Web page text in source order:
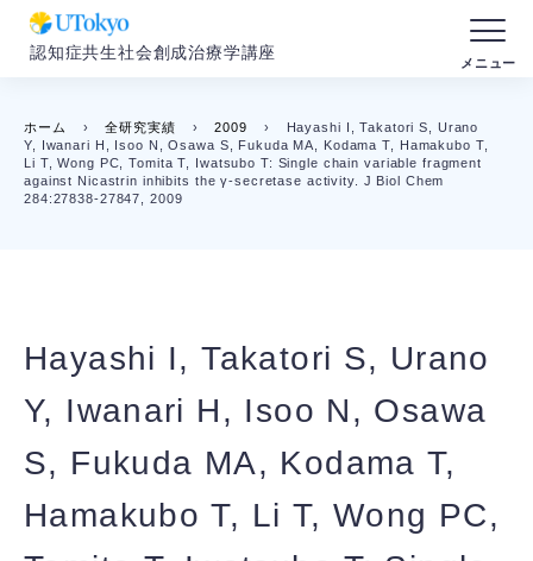
認知症共生社会創成治療学講座
ホーム › 全研究実績 › 2009 ›
Hayashi I, Takatori S, Urano
Y, Iwanari H, Isoo N, Osawa S, Fukuda MA, Kodama T, Hamakubo T,
Li T, Wong PC, Tomita T, Iwatsubo T: Single chain variable fragment
against Nicastrin inhibits the γ-secretase activity. J Biol Chem
284:27838-27847, 2009
Hayashi I, Takatori S, Urano
Y, Iwanari H, Isoo N, Osawa
S, Fukuda MA, Kodama T,
Hamakubo T, Li T, Wong PC,